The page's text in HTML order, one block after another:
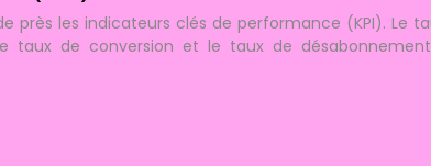
près les indicateurs clés de performance (KPI). Le
taux de conversion et le taux de